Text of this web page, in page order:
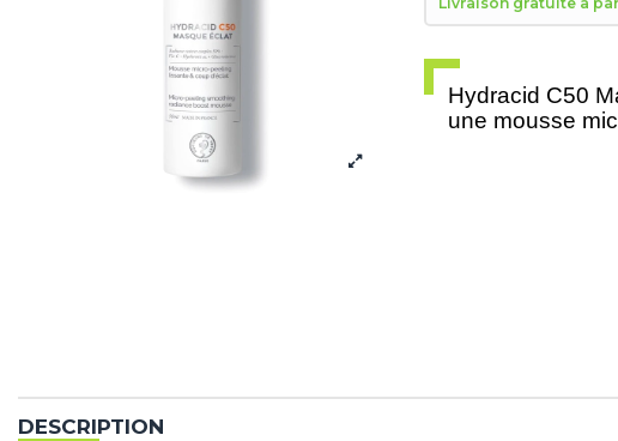
Hydracid C50
une mousse
DESCRIPTION